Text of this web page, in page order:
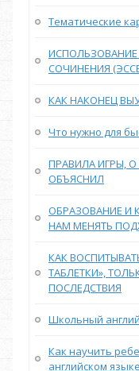
Тематические
СОЧИНЕНИЯ
КАК НАКОНЕЦ
Что нужно для
ПРАВИЛА ИГРЫ,
ОБЪЯСНИЛ
ОБРАЗОВАНИЕ И
НАМ МЕНЯТЬ
КАК
ТАБЛЕТКИ»,
ПОСЛЕДСТВИЯ
Школьный
Как научить
английском языке